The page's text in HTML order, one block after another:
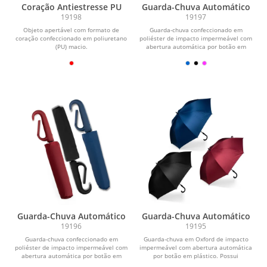
Coração Antiestresse PU
19198
Objeto apertável com formato de
coração confeccionado em poliuretano
(PU) macio.
Guarda-Chuva Automático
19197
Guarda-chuva confeccionado em
poliéster de impacto impermeável com
abertura automática por botão em
Guarda-Chuva Automático
19196
Guarda-chuva confeccionado em
poliéster de impacto impermeável com
abertura automática por botão em
Guarda-Chuva Automático
19195
Guarda-chuva em Oxford de impacto
impermeável com abertura automática
por botão em plástico. Possui